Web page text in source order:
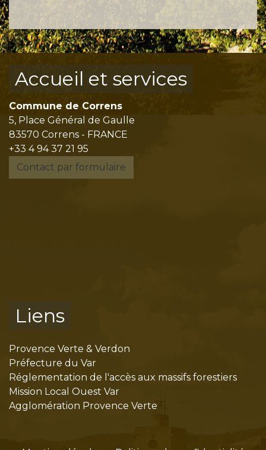
Accueil et services
Commune de Correns
5, Place Général de Gaulle
83570 Correns - FRANCE
+33 4 94 37 21 95
Contact par formulaire
Liens
Provence Verte & Verdon
Préfecture du Var
Réglementation de l'accès aux massifs forestiers
Mission Local Ouest Var
Agglomération Provence Verte